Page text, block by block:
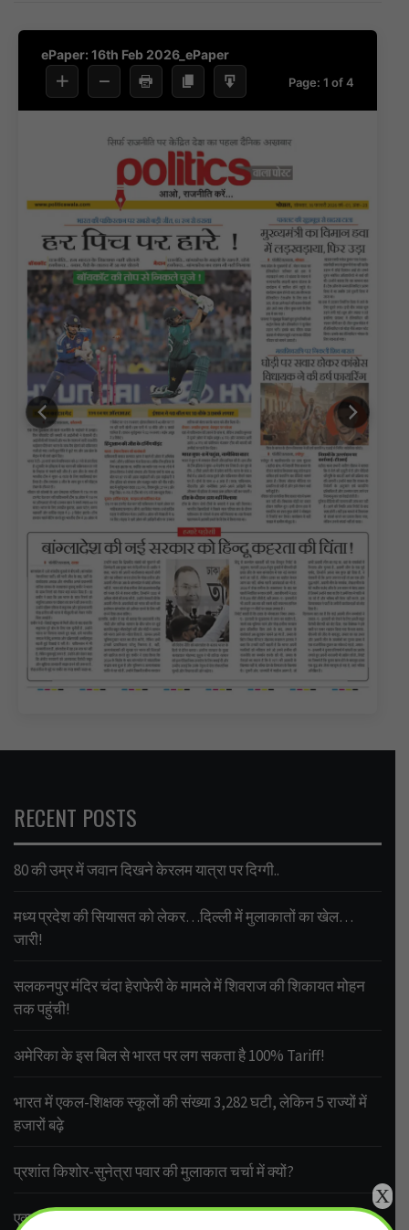
ePaper: 16th Feb 2026_ePaper
Page: 1 of4
RECENT POSTS
80 की उम्र में जवान दिखने केरलम यात्रा पर दिग्गी..
मध्य प्रदेश की सियासत को लेकर…दिल्ली में मुलाकातों का खेल…
जारी!
सलकनपुर मंदिर चंदा हेराफेरी के मामले में शिवराज की शिकायत मोहन
तक पहुंची!
अमेरिका के इस बिल से भारत पर लग सकता है 100% Tariff!
भारत में एकल-शिक्षक स्कूलों की संख्या 3,282 घटी, लेकिन 5 राज्यों में
हजारों बढ़े
प्रशांत किशोर-सुनेत्रा पवार की मुलाकात चर्चा में क्यों?
एक्शन मोड में सीएम डॉ. मोहन यादव, शिकायतें सुनते-सुनते सीएमएचओ
X